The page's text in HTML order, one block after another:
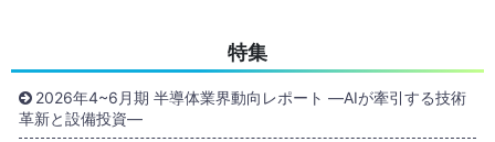
特集
2026年4~6月期 半導体業界動向レポート ―AIが牽引する技術
革新と設備投資―